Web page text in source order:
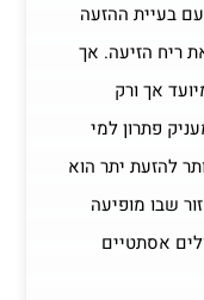
בעיית ההזעה
ריח הזיעה. אך
אך ורק
פתרון למי
להזעת יתר הוא
שבו מופיעה
אסתטיים